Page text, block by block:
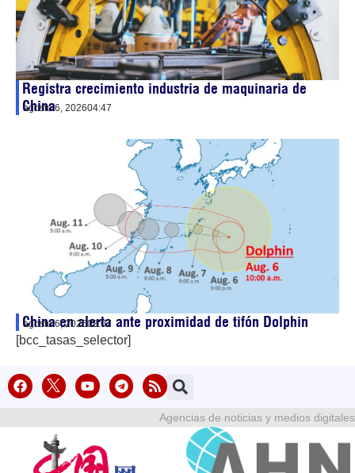
Registra crecimiento industria de maquinaria de
China
agosto 6, 202604:47
China en alerta ante proximidad de tifón Dolphin
agosto 6, 202603:07
[bcc_tasas_selector]
Agencias de noticias y medios digitales